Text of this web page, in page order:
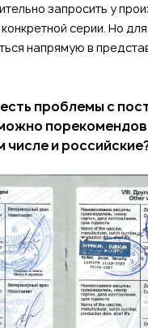
запросить у
серии. Но
напрямую в
проблемы с
числе и